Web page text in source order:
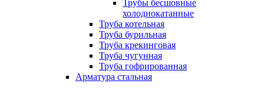
Трубы бесшовные
холоднокатанные
Труба котельная
Труба бурильная
Труба крекинговая
Труба чугунная
Труба гофрированная
Арматура стальная